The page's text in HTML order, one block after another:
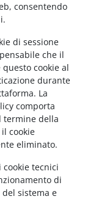
consentendo
di sessione
che il
cookie al
durante
La
comporta
termine della
cookie
eliminato.
tecnici
di
sistema e